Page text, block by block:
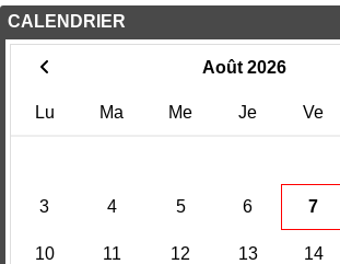
CALENDRIER
Août 2026
Lu Ma Me Je Ve
3 4 5 6 7
10 11 12 13 14